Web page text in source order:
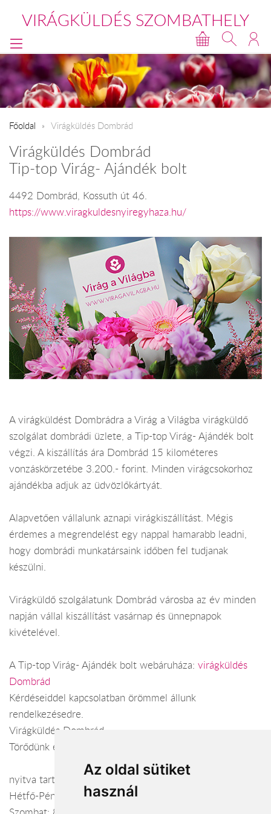
Az oldal sütiket
használ
VIRÁGKÜLDÉS SZOMBATHELY
Főoldal Virágküldés Dombrád
Virágküldés Dombrád
Tip-top Virág- Ajándék bolt
4492 Dombrád, Kossuth út 46.
https://www.viragkuldesnyiregyhaza.hu/
A virágküldést Dombrádra a Virág a Világba virágküldő
szolgálat dombrádi üzlete, a Tip-top Virág- Ajándék bolt
végzi. A kiszállítás ára Dombrád 15 kilométeres
vonzáskörzetébe 3.200.- forint. Minden virágcsokorhoz
ajándékba adjuk az üdvözlőkártyát.
Alapvetően vállalunk aznapi virágkiszállítást. Mégis
érdemes a megrendelést egy nappal hamarabb leadni,
hogy dombrádi munkatársaink időben fel tudjanak
készülni.
Virágküldő szolgálatunk Dombrád városba az év minden
napján vállal kiszállítást vasárnap és ünnepnapok
kivételével.
A Tip-top Virág- Ajándék bolt webáruháza: virágküldés
Dombrád
Kérdéseiddel kapcsolatban örömmel állunk
rendelkezésedre.
Virágküldés Dombrád
Törődünk egymással
nyitva tartás:
Hétfő-Péntek: 7:30-17:00